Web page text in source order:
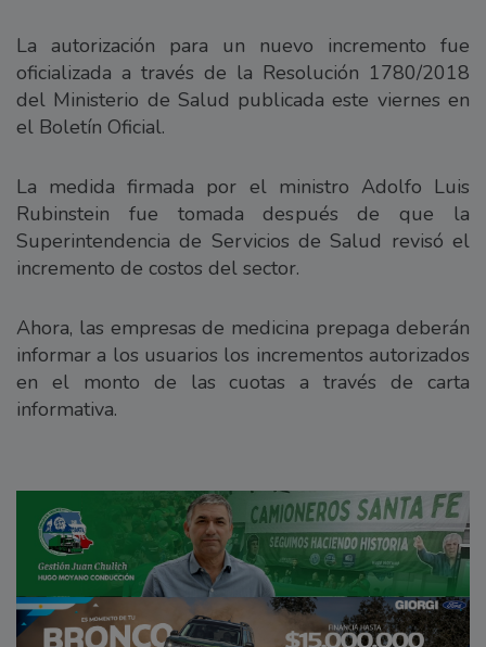
La autorización para un nuevo incremento fue
oficializada a través de la Resolución 1780/2018
del Ministerio de Salud publicada este viernes en
el Boletín Oficial.
La medida firmada por el ministro Adolfo Luis
Rubinstein fue tomada después de que la
Superintendencia de Servicios de Salud revisó el
incremento de costos del sector.
Ahora, las empresas de medicina prepaga deberán
informar a los usuarios los incrementos autorizados
en el monto de las cuotas a través de carta
informativa.